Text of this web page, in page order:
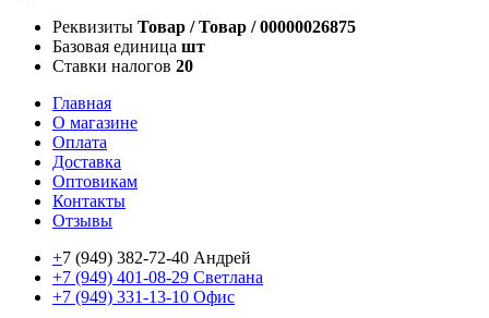
Реквизиты Товар / Товар / 00000026875
Базовая единица шт
Ставки налогов 20
Главная
О магазине
Оплата
Доставка
Оптовикам
Контакты
Отзывы
+7 (949) 382-72-40 Андрей
+7 (949) 401-08-29 Светлана
+7 (949) 331-13-10 Офис